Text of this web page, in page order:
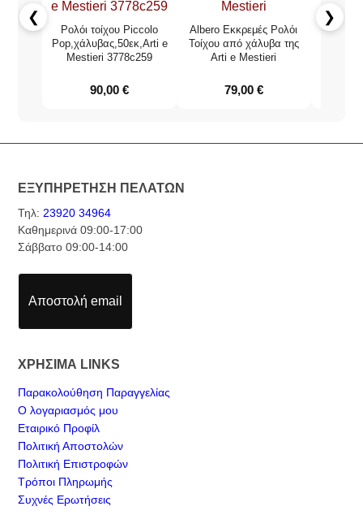
❮
Ρολόι τοίχου Piccolo
Pop,χάλυβας,50εκ,Arti e
Mestieri 3778c259
90,00€
Albero Εκκρεμές Ρολόι
Τοίχου από χάλυβα της
Arti e Mestieri
79,00 €
Ρολόι
❯
ΕΞΥΠΗΡΕΤΗΣΗ ΠΕΛΑΤΩΝ
Τηλ: 23920 34964
Καθημερινά 09:00-17:00
Σάββατο 09:00-14:00
Αποστολή email
ΧΡΗΣΙΜΑ LINKS
Παρακολούθηση Παραγγελίας
Ο λογαριασμός μου
Εταιρικό Προφίλ
Πολιτική Αποστολών
Πολιτική Επιστροφών
Τρόποι Πληρωμής
Συχνές Ερωτήσεις